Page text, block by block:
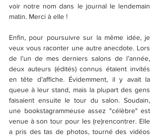
voir notre nom dans le journal le lendemain
matin. Merci à elle !
Enfin, pour poursuivre sur la même idée, je
veux vous raconter une autre anecdote. Lors
de l’un de mes derniers salons de l’année,
deux auteurs (édités) connus étaient invités
en tête d’affiche. Évidemment, il y avait la
queue à leur stand, mais la plupart des gens
faisaient ensuite le tour du salon. Soudain,
une bookstagrammeuse assez "célèbre" est
venue à son tour pour les (re)rencontrer. Elle
a pris des tas de photos, tourné des vidéos